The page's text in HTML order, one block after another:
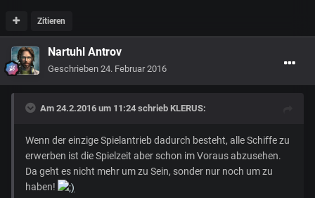
Zitieren
Nartuhl Antrov
Geschrieben 24. Februar 2016
Am 24.2.2016 um 11:24 schrieb KLERUS:
Wenn der einzige Spielantrieb dadurch besteht, alle Schiffe zu
erwerben ist die Spielzeit aber schon im Voraus abzusehen.
Da geht es nicht mehr um zu Sein, sonder nur noch um zu
haben!